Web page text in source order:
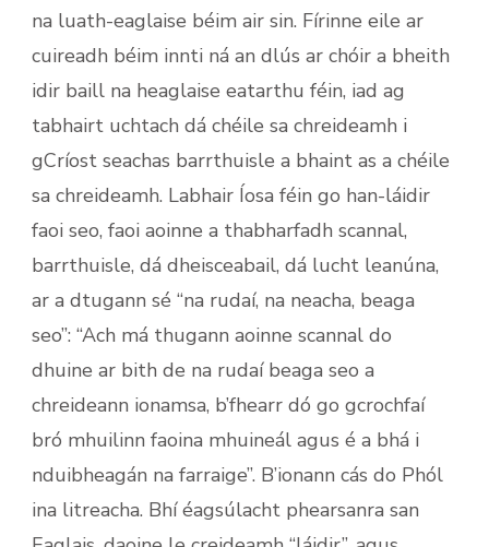
na luath-eaglaise béim air sin. Fírinne eile ar
cuireadh béim innti ná an dlús ar chóir a bheith
idir baill na heaglaise eatarthu féin, iad ag
tabhairt uchtach dá chéile sa chreideamh i
gCríost seachas barrthuisle a bhaint as a chéile
sa chreideamh. Labhair Íosa féin go han-láidir
faoi seo, faoi aoinne a thabharfadh scannal,
barrthuisle, dá dheisceabail, dá lucht leanúna,
ar a dtugann sé “na rudaí, na neacha, beaga
seo”: “Ach má thugann aoinne scannal do
dhuine ar bith de na rudaí beaga seo a
chreideann ionamsa, b’fhearr dó go gcrochfaí
bró mhuilinn faoina mhuineál agus é a bhá i
nduibheagán na farraige”. B’ionann cás do Phól
ina litreacha. Bhí éagsúlacht phearsanra san